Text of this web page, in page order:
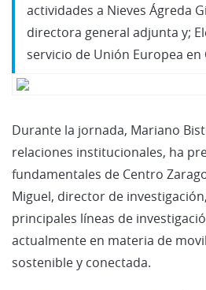
actividades a Nieves Ágreda
directora general adjunta y;
servicio de Unión Europea en
Durante la jornada, Mariano
relaciones institucionales, ha
fundamentales de Centro
Miguel, director de
principales líneas de
actualmente en materia de
sostenible y conectada.